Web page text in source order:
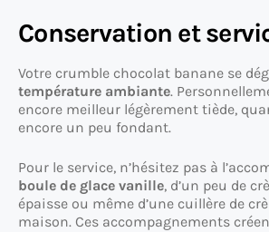
Conservation et
Votre crumble chocolat banane se
température ambiante.
encore meilleur légèrement tiède,
encore un peu fondant.
Pour le service, n’hésitez pas à
boule de glace vanille, d’un peu de
épaisse ou même d’une cuillère de
maison. Ces accompagnements